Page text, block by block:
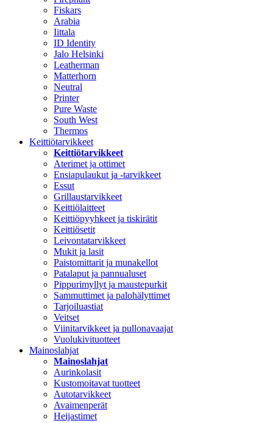
Fiskars
Arabia
Iittala
ID Identity
Jalo Helsinki
Leatherman
Matterhorn
Neutral
Printer
Pure Waste
South West
Thermos
Keittiötarvikkeet
Keittiötarvikkeet
Aterimet ja ottimet
Ensiapulaukut ja -tarvikkeet
Essut
Grillaustarvikkeet
Keittiölaitteet
Keittiöpyyhkeet ja tiskirätit
Keittiösetit
Leivontatarvikkeet
Mukit ja lasit
Paistomittarit ja munakellot
Patalaput ja pannualuset
Pippurimyllyt ja maustepurkit
Sammuttimet ja palohälyttimet
Tarjoiluastiat
Veitset
Viinitarvikkeet ja pullonavaajat
Vuolukivituotteet
Mainoslahjat
Mainoslahjat
Aurinkolasit
Kustomoitavat tuotteet
Autotarvikkeet
Avaimenperät
Heijastimet